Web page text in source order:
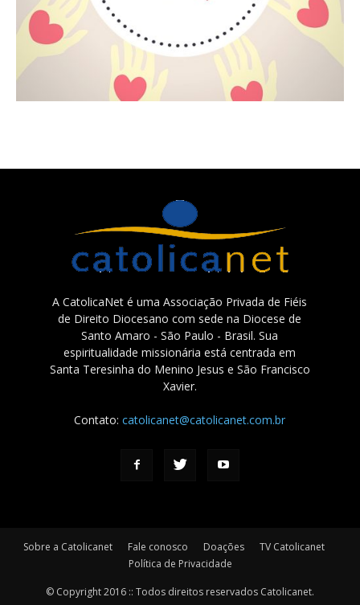
A CatolicaNet é uma Associação Privada de Fiéis
de Direito Diocesano com sede na Diocese de
Santo Amaro - São Paulo - Brasil. Sua
espiritualidade missionária está centrada em
Santa Teresinha do Menino Jesus e São Francisco
Xavier.
Contato:catolicanet@catolicanet.com.br
Sobre a Catolicanet Fale conosco Doações
TV Catolicanet
Política de Privacidade
© Copyright 2016 :: Todos direitos reservados Catolicanet.